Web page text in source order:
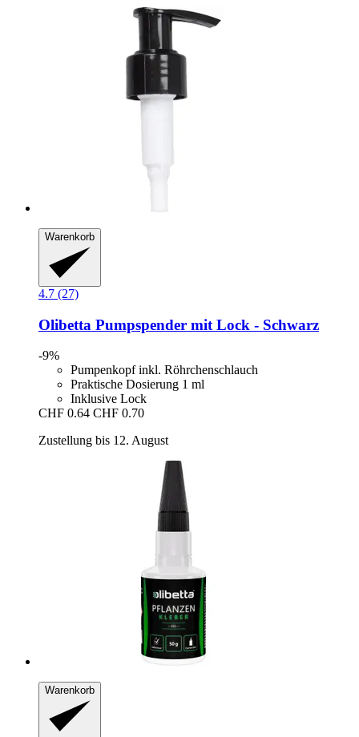
Warenkorb
4.7 (27)
Olibetta Pumpspender mit Lock -​ Schwarz
-9%
Pumpenkopf inkl. Röhrchenschlauch
Praktische Dosierung 1 ml
Inklusive Lock
CHF 0.64 CHF 0.70
Zustellung bis 12. August
Warenkorb